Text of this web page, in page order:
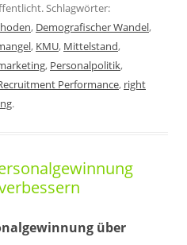
Schlagwörter:
, Demografischer Wandel,
, KMU, Mittelstand,
, Personalpolitik,
Performance, right
.
über